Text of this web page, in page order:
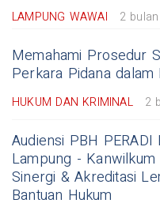
LAMPUNG WAWAI 2 bulan
Memahami Prosedur
Perkara Pidana dalam
HUKUM DAN KRIMINAL 2
Audiensi PBH PERADI
Lampung - Kanwilkum
Sinergi & Akreditasi
Bantuan Hukum